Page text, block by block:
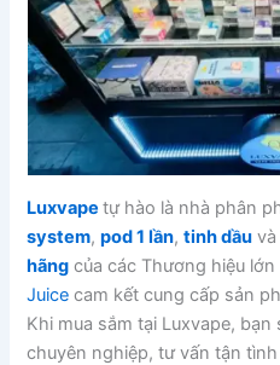
Luxvapetự hào là nhà phân
system,pod 1 lần,tinh dầu
hãng của các Thương hiệu
Juice cam kết cung cấp sản
Khi mua sắm tại Luxvape,
chuyên nghiệp, tư vấn tận